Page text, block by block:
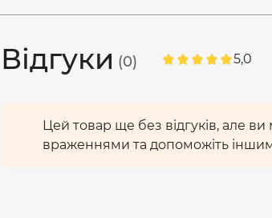
документація. Гарантійний термін
секунд. Про готовність до
кольором.
Відгуки (0) 5,0
Цей товар ще без відгуків, але
враженнями та допоможіть